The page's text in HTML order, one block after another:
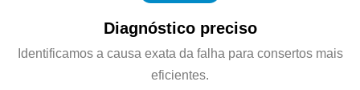
Diagnóstico preciso
Identificamos a causa exata da falha para consertos mais
eficientes.